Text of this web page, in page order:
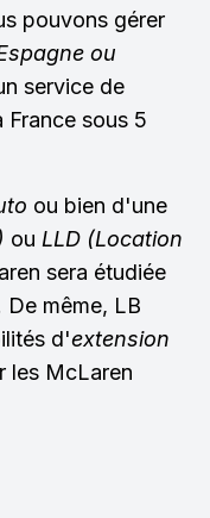
pouvons gérer
ou
service de
France sous 5
ou bien d'une
ou LLD (Location
sera étudiée
même, LB
d'extension
les McLaren